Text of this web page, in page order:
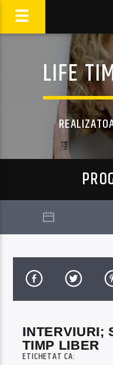
LIFE
INTERVIURI;
TIMP LIBER
ETICHETAT CA: